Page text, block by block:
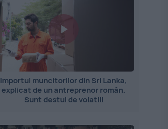
Importul muncitorilor din Sri Lanka,
explicat de un antreprenor român.
Sunt destul de volatili